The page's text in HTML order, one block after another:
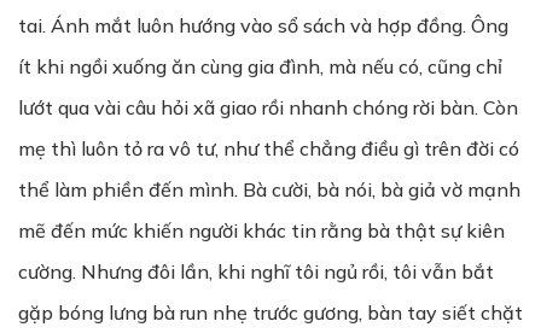
tai. Ánh mắt luôn hướng vào sổ sách và hợp đồng. Ông
ít khi ngồi xuống ăn cùng gia đình, mà nếu có, cũng chỉ
lướt qua vài câu hỏi xã giao rồi nhanh chóng rời bàn. Còn
mẹ thì luôn tỏ ra vô tư, như thể chẳng điều gì trên đời có
thể làm phiền đến mình. Bà cười, bà nói, bà giả vờ mạnh
mẽ đến mức khiến người khác tin rằng bà thật sự kiên
cường. Nhưng đôi lần, khi nghĩ tôi ngủ rồi, tôi vẫn bắt
gặp bóng lưng bà run nhẹ trước gương, bàn tay siết chặt